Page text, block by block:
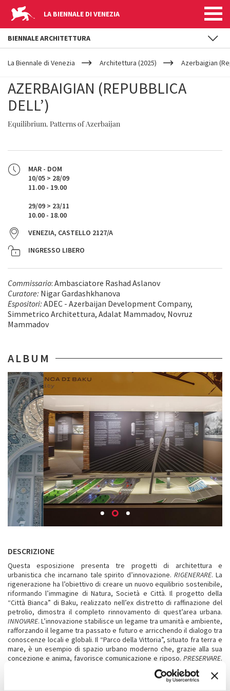
LA BIENNALE DI VENEZIA
YOUR
ARE
La Biennale di Venezia Architettura (2025) Azerbaigian
AZERBAIGIAN (REPUBBLICA
DELL’)
Equilibrium. Patterns of Azerbaijan
MAR - DOM
10/05 > 28/09
11.00 - 19.00
29/09 > 23/11
10.00 - 18.00
VENEZIA, CASTELLO 2127/A
INGRESSO LIBERO
Commissario: Ambasciatore Rashad Aslanov
Curatore: Nigar Gardashkhanova
Espositori: ADEC - Azerbaijan Development Company,
Simmetrico Architettura, Adalat Mammadov, Novruz
Mammadov
ALBUM
DESCRIZIONE
Questa esposizione presenta tre progetti di architettura e
urbanistica che incarnano tale spirito d’innovazione.RIGENERARE. La
rigenerazione ha l’obiettivo di creare un nuovo equilibrio sostenibile,
riformando l’immagine di Natura, Società e Città. Il progetto della
“Città Bianca” di Baku, realizzato nell’ex distretto di raffinazione del
petrolio, dimostra il completo rinnovamento di quest’area urbana.
INNOVARE. L’innovazione stabilisce un legame tra umanità e ambiente,
rafforzando il legame tra passato e futuro e arricchendo il dialogo tra
conoscenze locali e globali. Il “Parco della Vittoria”, situato fra terra e
mare, è un esempio di spazio urbano moderno che, grazie alla sua
concezione e anima, favorisce comunicazione e riposo. PRESERVARE.
La preservazione in Azerbaigian si propone come un dialogo tra
passato e futuro, rispettando il patrimonio culturale e naturale. La
moschea di Zangilan rappresenta questo approccio, volto a
BIENNALE ARCHITETTURA